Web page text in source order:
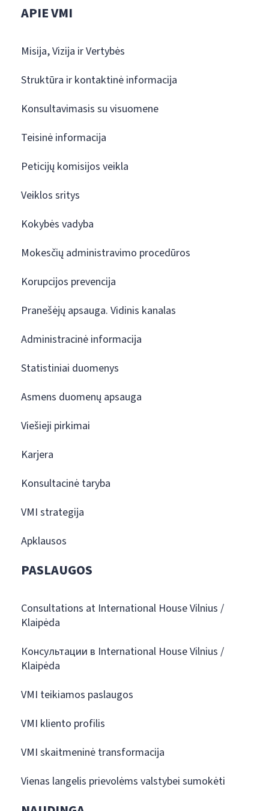
APIE VMI
Misija, Vizija ir Vertybės
Struktūra ir kontaktinė informacija
Konsultavimasis su visuomene
Teisinė informacija
Peticijų komisijos veikla
Veiklos sritys
Kokybės vadyba
Mokesčių administravimo procedūros
Korupcijos prevencija
Pranešėjų apsauga. Vidinis kanalas
Administracinė informacija
Statistiniai duomenys
Asmens duomenų apsauga
Viešieji pirkimai
Karjera
Konsultacinė taryba
VMI strategija
Apklausos
PASLAUGOS
Consultations at International House Vilnius /
Klaipėda
Консультации в International House Vilnius /
Klaipėda
VMI teikiamos paslaugos
VMI kliento profilis
VMI skaitmeninė transformacija
Vienas langelis prievolėms valstybei sumokėti